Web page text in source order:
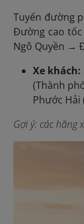
Tuyến đường
Đường cao
Ngô Quyền →
Xe khách:
(Thành
Phước Hải
Gợi ý: các hãng